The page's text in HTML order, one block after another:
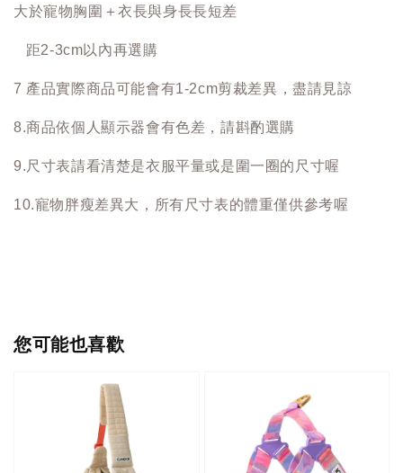
大於寵物胸圍＋衣長與身長長短差
距2-3cm以內再選購
7 產品實際商品可能會有1-2cm剪裁差異，盡請見諒
8.商品依個人顯示器會有色差，請斟酌選購
9.尺寸表請看清楚是衣服平量或是圍一圈的尺寸喔
10.寵物胖瘦差異大，所有尺寸表的體重僅供參考喔
您可能也喜歡